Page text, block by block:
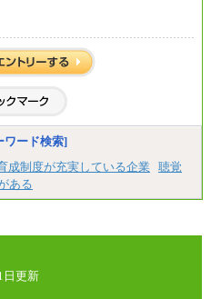
ワード検索]
成制度が充実している企業
聴覚
ある
日更新